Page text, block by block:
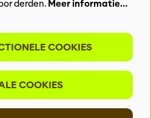
onze nieuwsbrief
derden. Meer informatie…
COOKIES
COOKIES